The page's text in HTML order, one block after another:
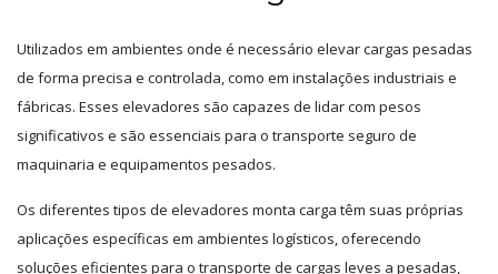
Utilizados em ambientes onde é necessário elevar cargas pesadas
de forma precisa e controlada, como em instalações industriais e
fábricas. Esses elevadores são capazes de lidar com pesos
significativos e são essenciais para o transporte seguro de
maquinaria e equipamentos pesados.
Os diferentes tipos de elevadores monta carga têm suas próprias
aplicações específicas em ambientes logísticos, oferecendo
soluções eficientes para o transporte de cargas leves a pesadas,